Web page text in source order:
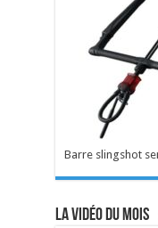
Barre slingshot
La vidéo du mois